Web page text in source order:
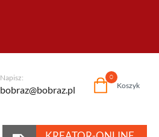
Napisz:
bobraz@bobraz.pl Koszyk
0